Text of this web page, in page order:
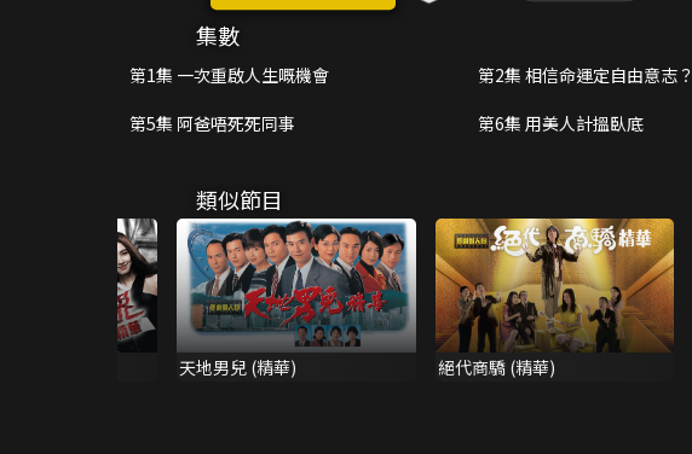
集數
第1集 一次重啟人生嘅機會 第2集 相信命運定自由意志？
第5集 阿爸唔死死同事
第6集 用美人計搵臥底
類似節目
天地男兒 (精華) 絕代商驕 (精華)